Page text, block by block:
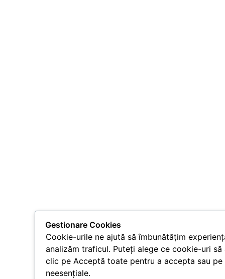
Gestionare Cookies
Cookie-urile ne ajută să îmbunătățim
analizăm traficul. Puteți alege ce cookie-uri
clic pe Acceptă toate pentru a accepta sau
neesențiale.